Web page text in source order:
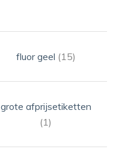
fluor geel (15)
grote afprijsetiketten
(1)